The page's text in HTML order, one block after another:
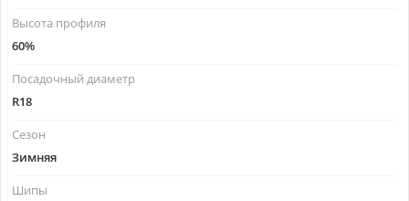
Высота профиля
60%
Посадочный диаметр
R18
Сезон
Зимняя
Шипы